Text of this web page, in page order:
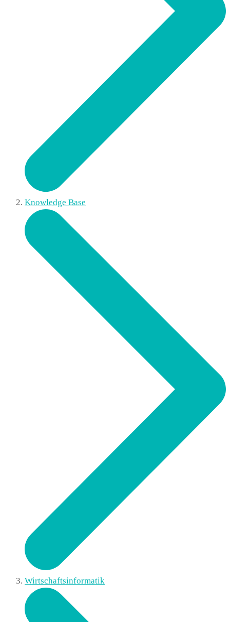
Knowledge Base
Wirtschaftsinformatik